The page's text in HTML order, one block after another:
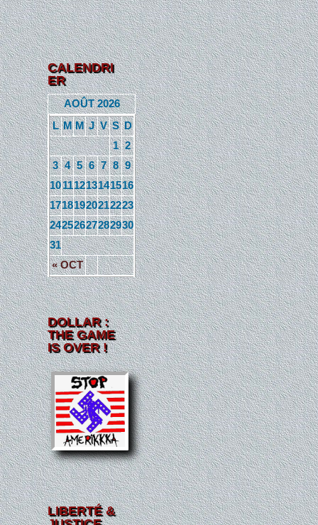
CALENDRI
ER
AOÛT 2026
L M M J V S D
« OCT
1 2
3 4 5 6 7 8 9
10111213141516
17181920212223
24252627282930
31
DOLLAR :
THE GAME
IS OVER !
LIBERTÉ &